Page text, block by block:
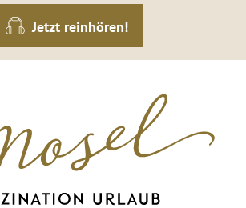
Jetzt reinhören!